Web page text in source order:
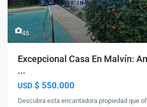
45
Excepcional Casa En Malvín:
...
USD $ 550.000
Descubra esta encantadora propiedad que